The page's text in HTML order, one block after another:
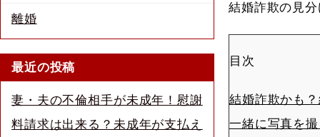
結婚詐欺の見
目次
結婚詐欺かも
一緒に写真を
離婚
最近の投稿
妻・夫の不倫相手が未成年！慰謝
料請求は出来る？未成年が支払え